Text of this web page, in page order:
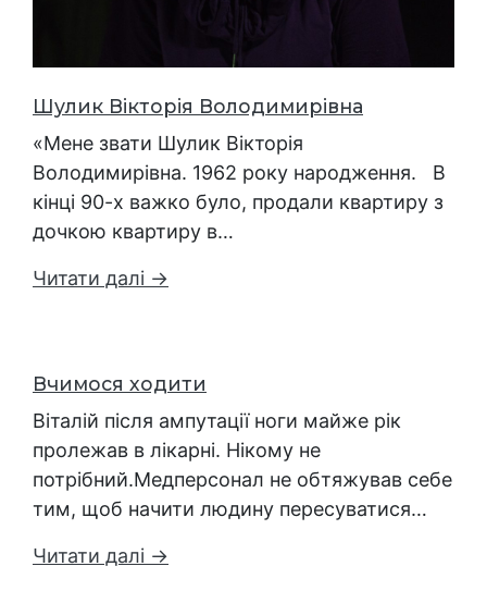
Шулик Вікторія Володимирівна
«Мене звати Шулик Вікторія
Володимирівна. 1962 року народження. В
кінці 90-х важко було, продали квартиру з
дочкою квартиру в…
Читати далі →
Вчимося ходити
Віталій після ампутації ноги майже рік
пролежав в лікарні. Нікому не
потрібний.Медперсонал не обтяжував себе
тим, щоб начити людину пересуватися…
Читати далі →